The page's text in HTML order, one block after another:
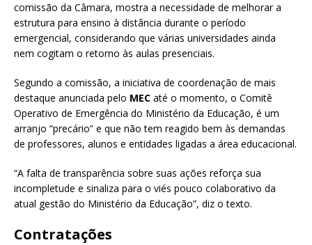
comissão da Câmara, mostra a necessidade de melhorar a
estrutura para ensino à distância durante o período
emergencial, considerando que várias universidades ainda
nem cogitam o retorno às aulas presenciais.
Segundo a comissão, a iniciativa de coordenação de mais
destaque anunciada pelo MEC até o momento, o Comitê
Operativo de Emergência do Ministério da Educação, é um
arranjo “precário” e que não tem reagido bem às demandas
de professores, alunos e entidades ligadas a área educacional.
“A falta de transparência sobre suas ações reforça sua
incompletude e sinaliza para o viés pouco colaborativo da
atual gestão do Ministério da Educação”, diz o texto.
Contratações